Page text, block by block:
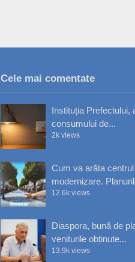
Cele mai comentate
Instituția Prefectului,
consumului de...
2k views
Cum va arăta
modernizare.
12.6k views
Diaspora, bună de
veniturile obținute...
13.9k views